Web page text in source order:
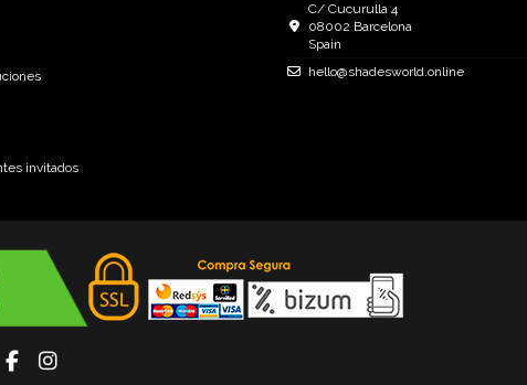
invitados
C/ Cucurulla 4
08002 Barcelona
Spain
hello@shadesworld.online